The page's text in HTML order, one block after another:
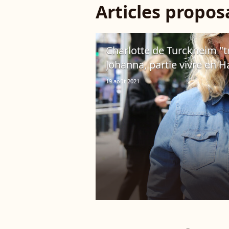
Articles
Charlotte de Turckheim
Johanna, partie vivre en
19 août 2021